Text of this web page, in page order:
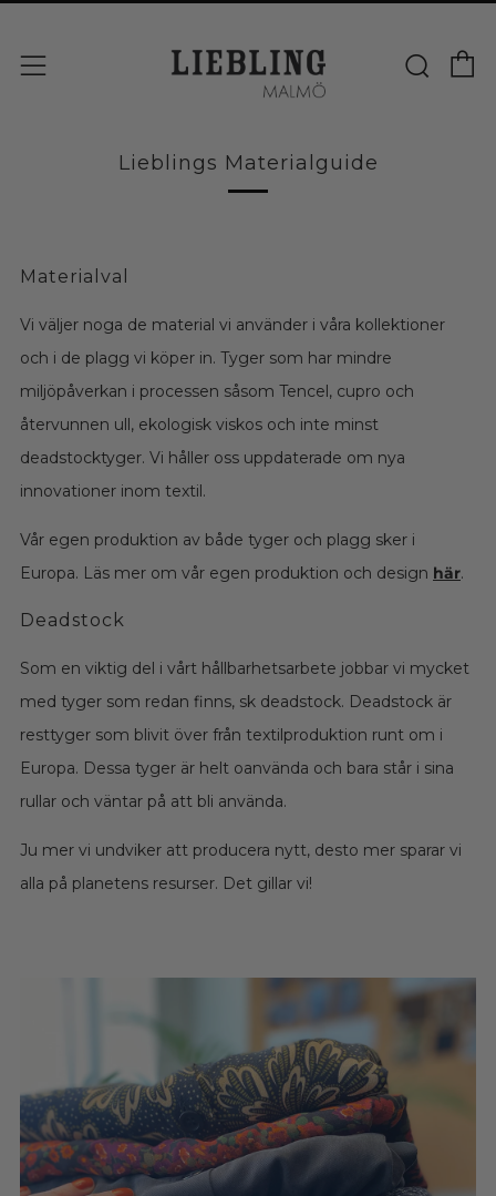
Sök
Lieblings Materialguide
Materialval
Vi väljer noga de material vi använder i våra kollektioner
och i de plagg vi köper in. Tyger som har mindre
miljöpåverkan i processen såsom Tencel, cupro och
återvunnen ull, ekologisk viskos och inte minst
deadstocktyger. Vi håller oss uppdaterade om nya
innovationer inom textil.
Vår egen produktion av både tyger och plagg sker i
Europa. Läs mer om vår egen produktion och design här.
Deadstock
Som en viktig del i vårt hållbarhetsarbete jobbar vi mycket
med tyger som redan finns, sk deadstock. Deadstock är
resttyger som blivit över från textilproduktion runt om i
Europa. Dessa tyger är helt oanvända och bara står i sina
rullar och väntar på att bli använda.
Ju mer vi undviker att producera nytt, desto mer sparar vi
alla på planetens resurser. Det gillar vi!